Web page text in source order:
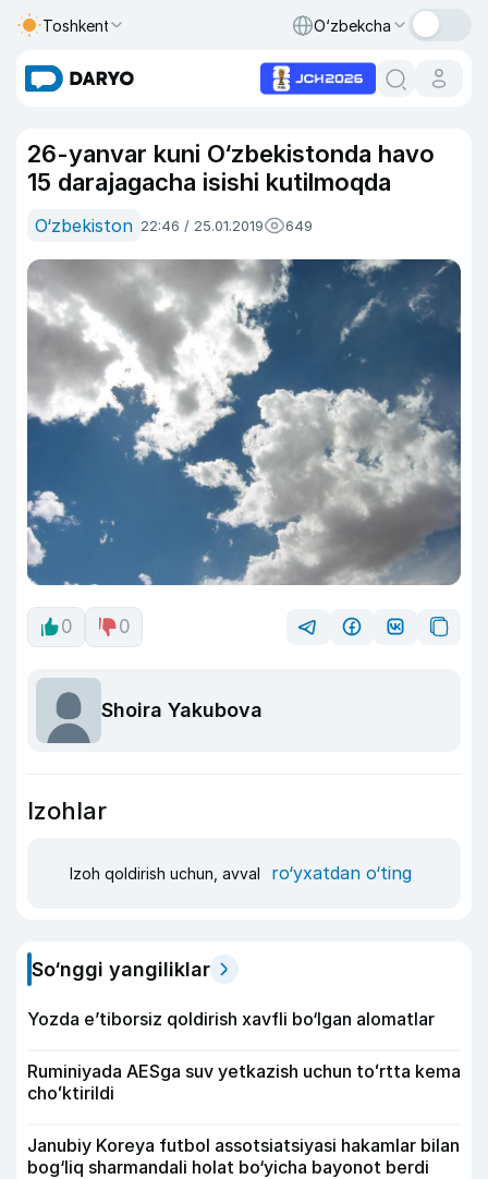
Toshkent O‘zbekcha
26-yanvar kuni O‘zbekistonda havo
15 darajagacha isishi kutilmoqda
O‘zbekiston 22:46 / 25.01.2019 649
0 0
Shoira Yakubova
Izohlar
Izoh qoldirish uchun, avval ro‘yxatdan o‘ting
So‘nggi yangiliklar
Yozda e’tiborsiz qoldirish xavfli bo‘lgan alomatlar
Ruminiyada AESga suv yetkazish uchun toʻrtta kema
choʻktirildi
Janubiy Koreya futbol assotsiatsiyasi hakamlar bilan
bog‘liq sharmandali holat bo‘yicha bayonot berdi